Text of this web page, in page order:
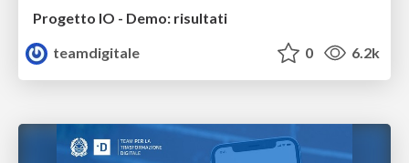
Progetto IO - Demo: risultati
teamdigitale
0 6.2k